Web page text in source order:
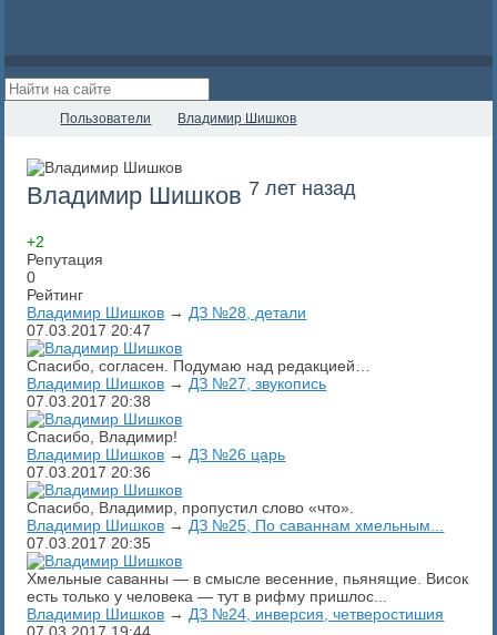
Пользователи Владимир Шишков
Владимир Шишков 7 лет назад
+2
Репутация
0
Рейтинг
Владимир Шишков →ДЗ №28, детали
07.03.2017 20:47
Спасибо, согласен. Подумаю над редакцией…
Владимир Шишков →ДЗ №27, звукопись
07.03.2017 20:38
Спасибо, Владимир!
Владимир Шишков →ДЗ №26 царь
07.03.2017 20:36
Спасибо, Владимир, пропустил слово «что».
Владимир Шишков →ДЗ №25, По саваннам хмельным...
07.03.2017 20:35
Хмельные саванны — в смысле весенние, пьянящие. Висок
есть только у человека — тут в рифму пришлос...
Владимир Шишков →ДЗ №24, инверсия, четверостишия